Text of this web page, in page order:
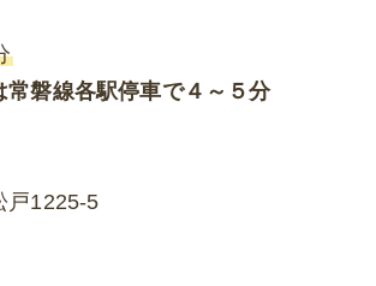
常磐線各駅停車で４～５分
戸1225-5